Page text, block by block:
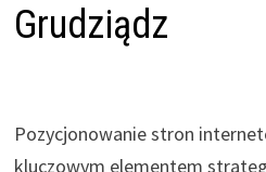
Grudziądz
Pozycjonowanie stron
kluczowym elementem